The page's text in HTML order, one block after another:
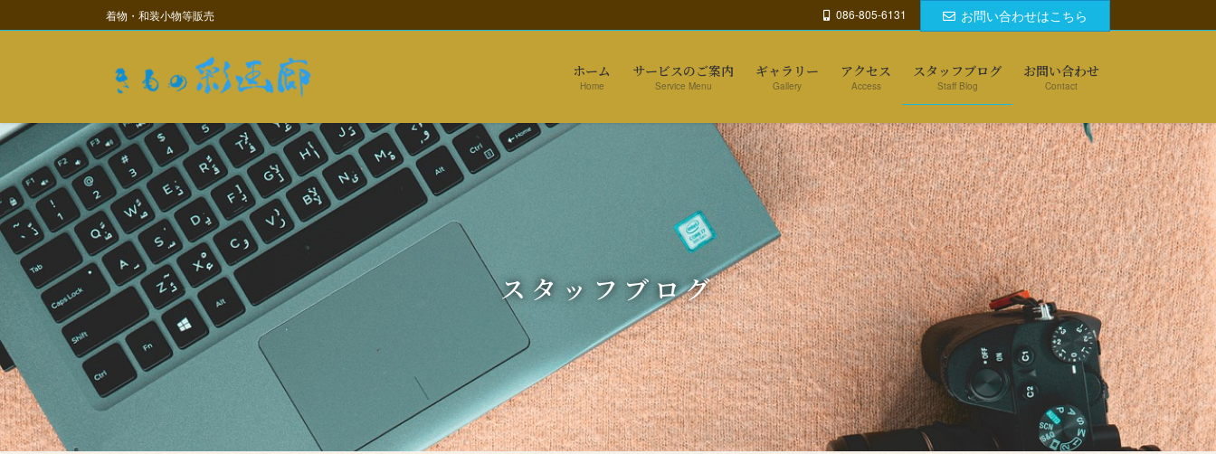
ン
に
移
ビ
ョ
ン
移
動
着物・和装小物等販売 086-805-6131 お問い合わせはこちら
ホーム
Home
サービスのご案内
Service Menu
ギャラリー
Gallery
アクセス
Access
スタッフブログ
Staff Blog
お問い合わせ
Contact
スタッフブログ